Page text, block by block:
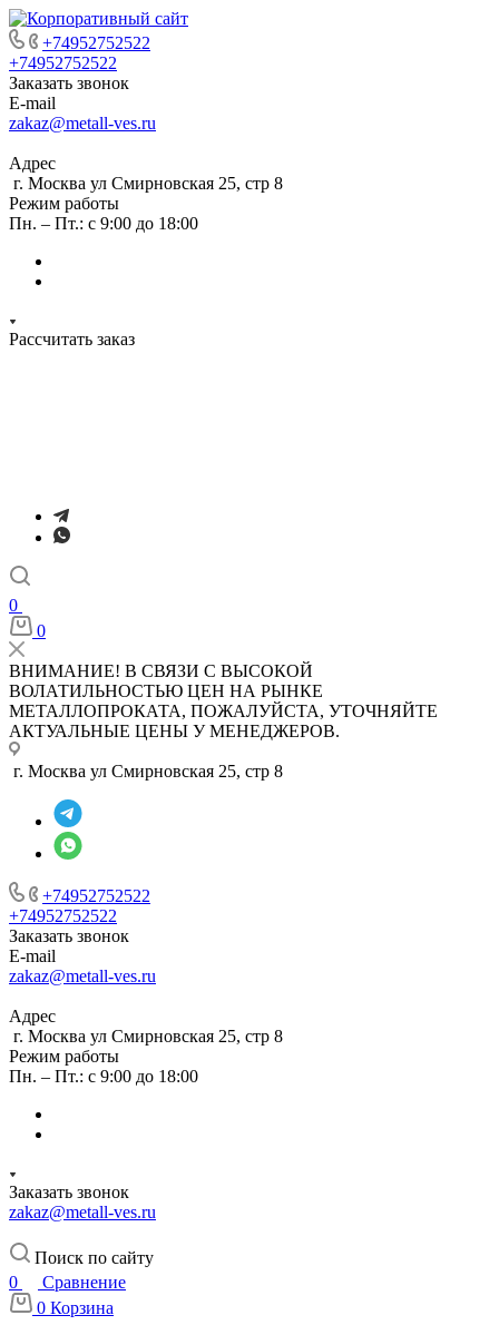
+74952752522
+74952752522
Заказать звонок
E-mail
zakaz@metall-ves.ru
Адрес
г. Москва ул Смирновская 25, стр 8
Режим работы
Пн. – Пт.: с 9:00 до 18:00
Рассчитать заказ
0
0
ВНИМАНИЕ! В СВЯЗИ С ВЫСОКОЙ
ВОЛАТИЛЬНОСТЬЮ ЦЕН НА РЫНКЕ
МЕТАЛЛОПРОКАТА, ПОЖАЛУЙСТА, УТОЧНЯЙТЕ
АКТУАЛЬНЫЕ ЦЕНЫ У МЕНЕДЖЕРОВ.
г. Москва ул Смирновская 25, стр 8
+74952752522
+74952752522
Заказать звонок
E-mail
zakaz@metall-ves.ru
Адрес
г. Москва ул Смирновская 25, стр 8
Режим работы
Пн. – Пт.: с 9:00 до 18:00
Заказать звонок
zakaz@metall-ves.ru
Поиск по сайту
0
Сравнение
0 Корзина